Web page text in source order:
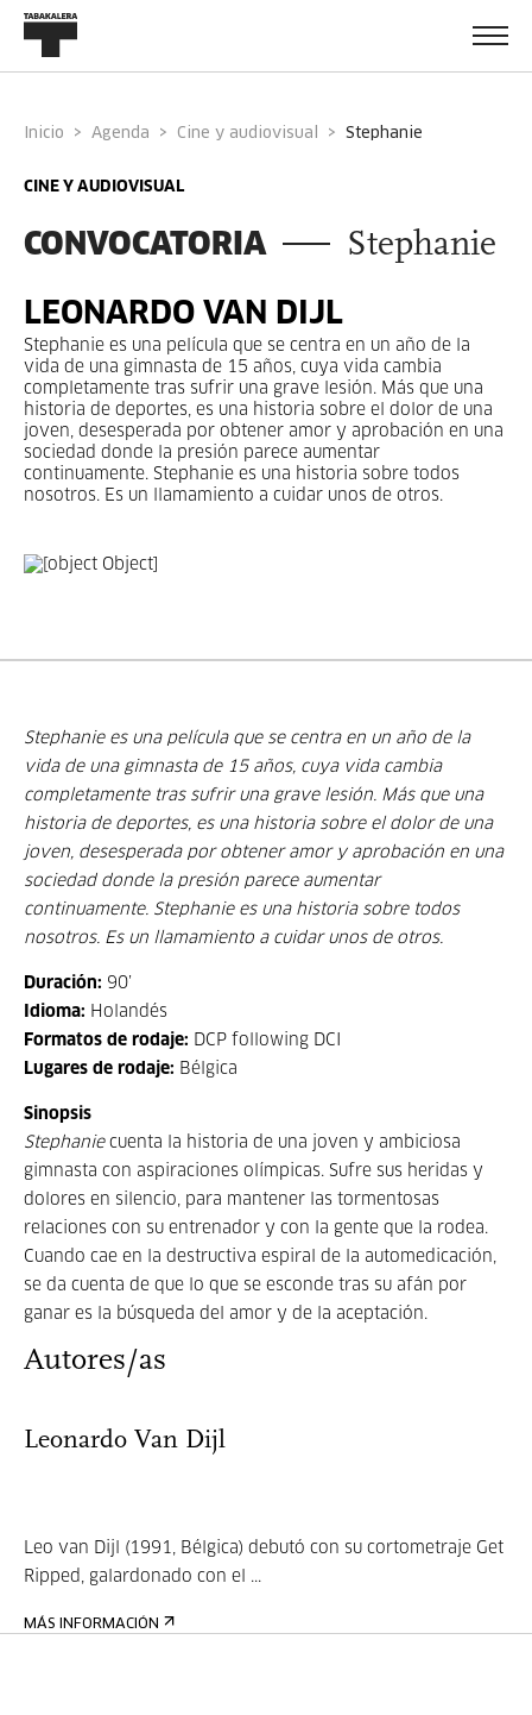
Inicio Agenda Cine y audiovisual stephanie
CINE Y AUDIOVISUAL
CONVOCATORIA Stephanie
LEONARDO VAN DIJL
Stephanie es una película que se centra en un año de la
vida de una gimnasta de 15 años, cuya vida cambia
completamente tras sufrir una grave lesión. Más que una
historia de deportes, es una historia sobre el dolor de una
joven, desesperada por obtener amor y aprobación en una
sociedad donde la presión parece aumentar
continuamente. Stephanie es una historia sobre todos
nosotros. Es un llamamiento a cuidar unos de otros.
Stephanie es una película que se centra en un año de la
vida de una gimnasta de 15 años, cuya vida cambia
completamente tras sufrir una grave lesión. Más que una
historia de deportes, es una historia sobre el dolor de una
joven, desesperada por obtener amor y aprobación en una
sociedad donde la presión parece aumentar
continuamente. Stephanie es una historia sobre todos
nosotros. Es un llamamiento a cuidar unos de otros.
Duración: 90’
Idioma: Holandés
Formatos de rodaje: DCP following DCI
Lugares de rodaje: Bélgica
Sinopsis
Stephaniecuenta la historia de una joven y ambiciosa
gimnasta con aspiraciones olímpicas. Sufre sus heridas y
dolores en silencio, para mantener las tormentosas
relaciones con su entrenador y con la gente que la rodea.
Cuando cae en la destructiva espiral de la automedicación,
se da cuenta de que lo que se esconde tras su afán por
ganar es la búsqueda del amor y de la aceptación.
Autores/as
Leonardo Van Dijl
Leo van Dijl (1991, Bélgica) debutó con su cortometraje Get
Ripped, galardonado con el ...
MÁS INFORMACIÓN